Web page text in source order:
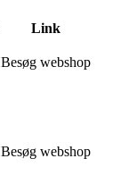
Link
Besøg webshop
Besøg webshop